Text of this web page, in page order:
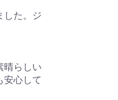
した。ジ
晴らしい
安心して